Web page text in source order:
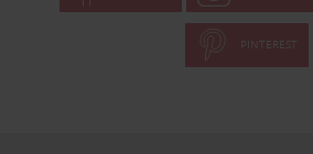
PINTEREST